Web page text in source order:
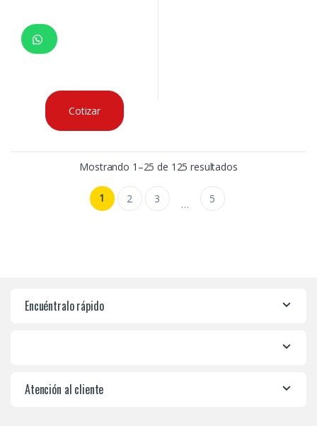
Cotizar
Mostrando 1–25 de 125 resultados
1 2 3 … 5
Encuéntralo rápido
Atención al cliente